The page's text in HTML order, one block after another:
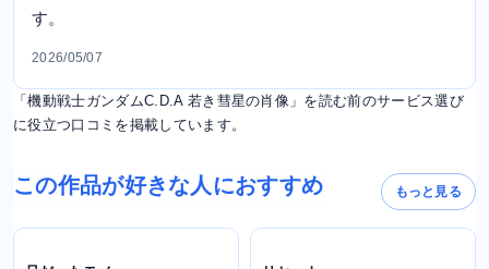
す。
2026/05/07
「機動戦士ガンダムC.D.A 若き彗星の肖像」を読む前のサービス選び
に役立つ口コミを掲載しています。
この作品が好きな人におすすめ もっと見る